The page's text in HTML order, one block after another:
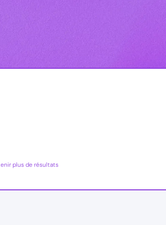
plus de résultats